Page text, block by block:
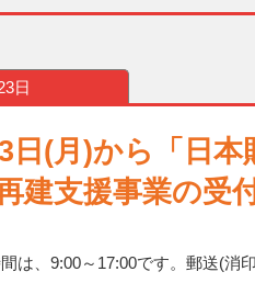
日
日(月)から「日
建支援事業の受
は、9:00～17:00です。郵送(消